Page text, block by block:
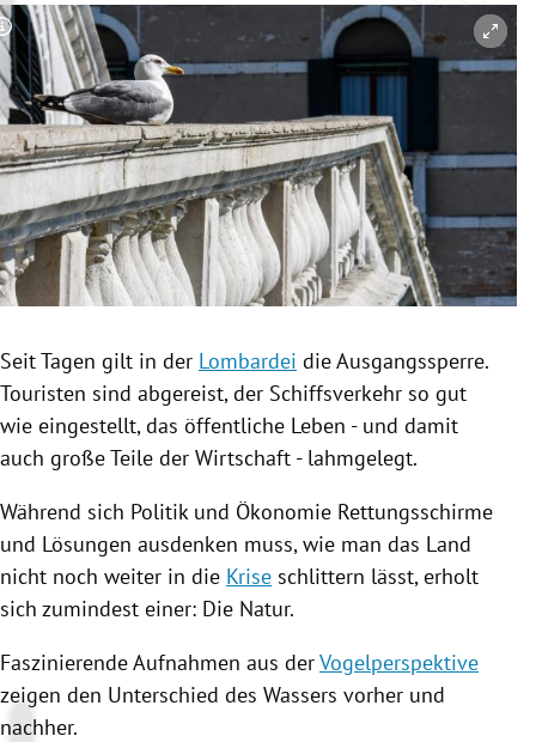
Untermenü
Untermenü
Untermenü
Untermenü
Untermenü
Untermenü
Untermenü
Copyright-Hinweis öffnen/schließen
Seit Tagen gilt in der Lombardei dieAusgangssperre.
Touristen sind abgereist, der Schiffsverkehr so gut
wie eingestellt, das öffentliche Leben - und damit
auch große Teile der Wirtschaft - lahmgelegt.
Während sich Politik und Ökonomie Rettungsschirme
und Lösungen ausdenken muss, wie man das Land
nicht noch weiter in die Krise schlittern lässt, erholt
sich zumindest einer: Die Natur.
Faszinierende Aufnahmen aus derVogelperspektive
zeigen den Unterschied des Wassers vorher und
nachher.